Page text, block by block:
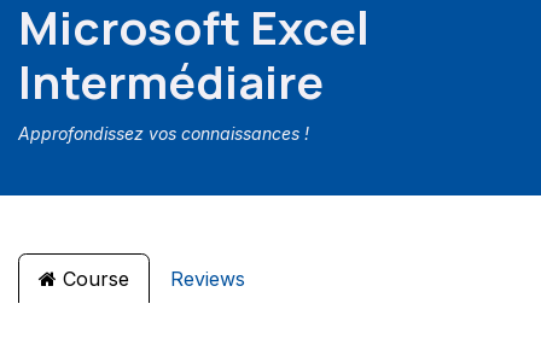
Microsoft Excel
Intermédiaire
Approfondissez vos connaissances !
Course Reviews